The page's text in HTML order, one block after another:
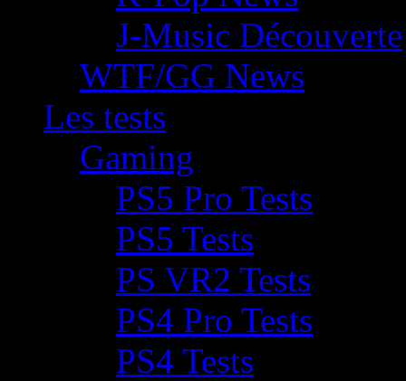
J-Music Découverte
WTF/GG News
Les tests
Gaming
PS5 Pro Tests
PS5 Tests
PS VR2 Tests
PS4 Pro Tests
PS4 Tests